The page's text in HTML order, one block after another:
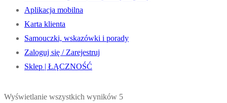
Aplikacja mobilna
Karta klienta
Samouczki, wskazówki i porady
Zaloguj się / Zarejestruj
Sklep | ŁĄCZNOŚĆ
Wyświetlanie wszystkich wyników 5Posortowane